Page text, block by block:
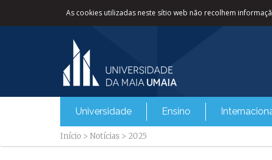
As cookies utilizadas neste sítio web não recolhem
Universidade Ensino
Início > Notícias > 2025